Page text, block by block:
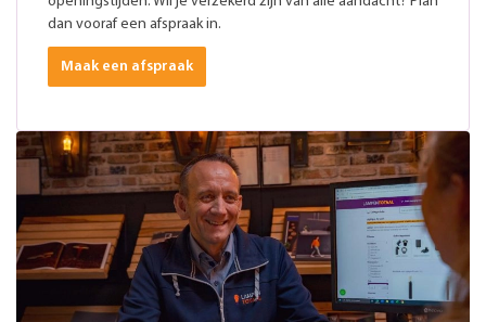
dan vooraf een afspraak in.
Maak een afspraak